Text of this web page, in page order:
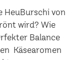
HeuBurschi von
wird? Wie
Balance
Käsearomen